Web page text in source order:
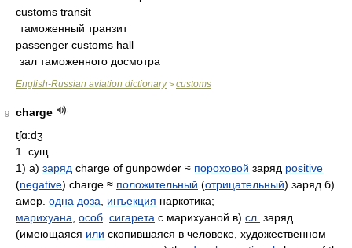
customs transit
таможенный транзит
passenger customs hall
зал таможенного досмотра
English-Russian aviation dictionary> customs
9
charge
tʃɑ:dʒ
1. сущ.
1) а) заряд charge of gunpowder ≈ пороховой заряд positive
(negative) charge ≈ положительный (отрицательный) заряд б)
амер. одна доза инъекция наркотика;
марихуана особ сигарета с марихуаной в) сл. заряд
(имеющаяся или скопившаяся в человеке, художественном